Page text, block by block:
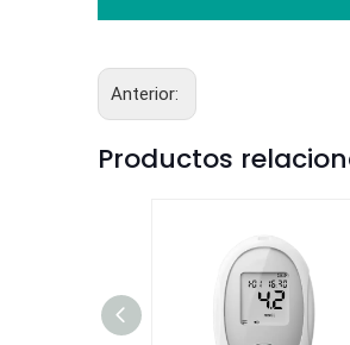
Anterior:
Productos